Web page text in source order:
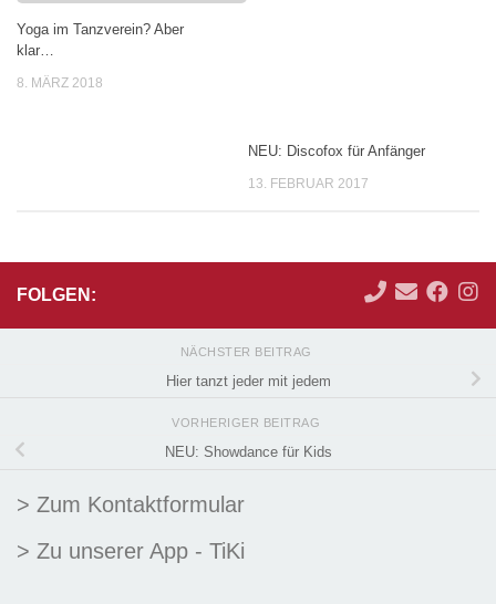
Yoga im Tanzverein? Aber
klar…
8. MÄRZ 2018
NEU: Discofox für Anfänger
13. FEBRUAR 2017
FOLGEN:
NÄCHSTER BEITRAG
Hier tanzt jeder mit jedem
VORHERIGER BEITRAG
NEU: Showdance für Kids
> Zum Kontaktformular
> Zu unserer App - TiKi